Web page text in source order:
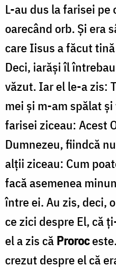
L-au dus la farisei pe
oarecând orb. Și era
care Iisus a făcut
Deci, iarăși îl
văzut. Iar el le-a zis:
mei și m-am spălat
farisei ziceau: Acest
Dumnezeu, fiindcă
alții ziceau: Cum
facă asemenea
între ei. Au zis, deci,
ce zici despre El, că
el a zis căProroc
crezut despre el că